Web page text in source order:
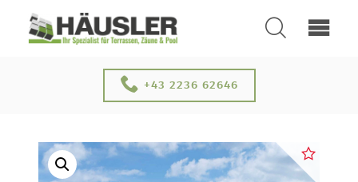
SUCHEN
ÜBER UNS
+43 2236 62646